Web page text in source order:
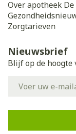
Over apotheek De
Zorgtarieven
Nieuwsbrief
Blijf op de hoogte